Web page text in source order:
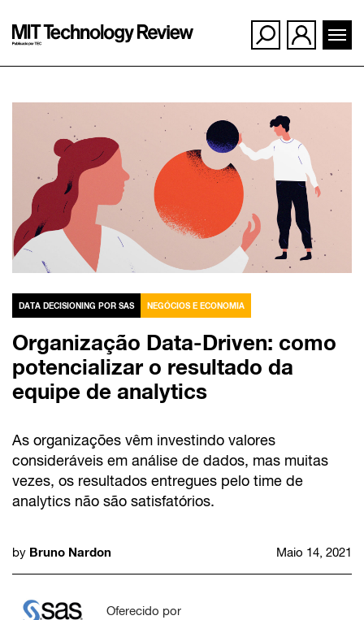
conteúdo
DATA DECISIONING POR SAS NEGÓCIOS E ECONOMIA
Organização Data-Driven: como
potencializar o resultado da
equipe de analytics
As organizações vêm investindo valores
consideráveis em análise de dados, mas muitas
vezes, os resultados entregues pelo time de
analytics não são satisfatórios.
by Bruno Nardon Maio 14, 2021
Oferecido por